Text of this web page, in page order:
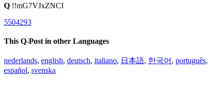
Q !!mG7VJxZNCI
5504293
This Q-Post in other Languages
nederlands, english, deutsch, italiano, 日本語, 한국어 , português,
español, svenska